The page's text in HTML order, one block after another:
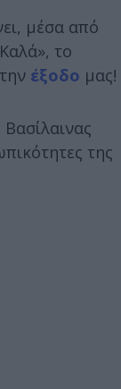
μέσα από
το
έξοδο μας!
της